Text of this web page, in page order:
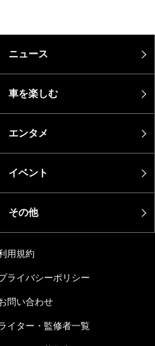
ニュース
車を楽しむ
エンタメ
イベント
その他
用規約
ライバシーポリシー
問い合わせ
イター・監修者一覧